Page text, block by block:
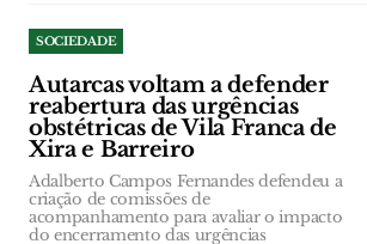
SOCIEDADE
Autarcas voltam a defender
reabertura das urgências
obstétricas de Vila Franca de
Xira e Barreiro
Adalberto Campos Fernandes defendeu a
criação de comissões de
acompanhamento para avaliar o impacto
do encerramento das urgências